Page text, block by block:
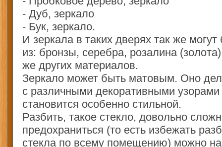
- Дуб, зеркало
- Бук, зеркало.
И зеркала в таких дверях так же
из: бронзы, серебра, розалина
же других материалов.
Зеркало может быть матовым. Оно
с различными декоративными
становится особенно стильной.
Разбить, такое стекло, довольно
предохраниться (то есть избежать
стекла по всему помещению) можно